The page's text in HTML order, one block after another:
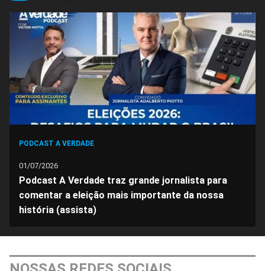
no
Facebook
no
Whatsapp
no
Twitter
no
Messenger
no
Telegram
no
Gettr
PODCAST A VERDADE
01/07/2026
Podcast A Verdade traz grande jornalista para
comentar a eleição mais importante da nossa
história (assista)